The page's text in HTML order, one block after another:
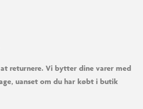
returnere. Vi bytter dine varer med
uanset om du har købt i butik